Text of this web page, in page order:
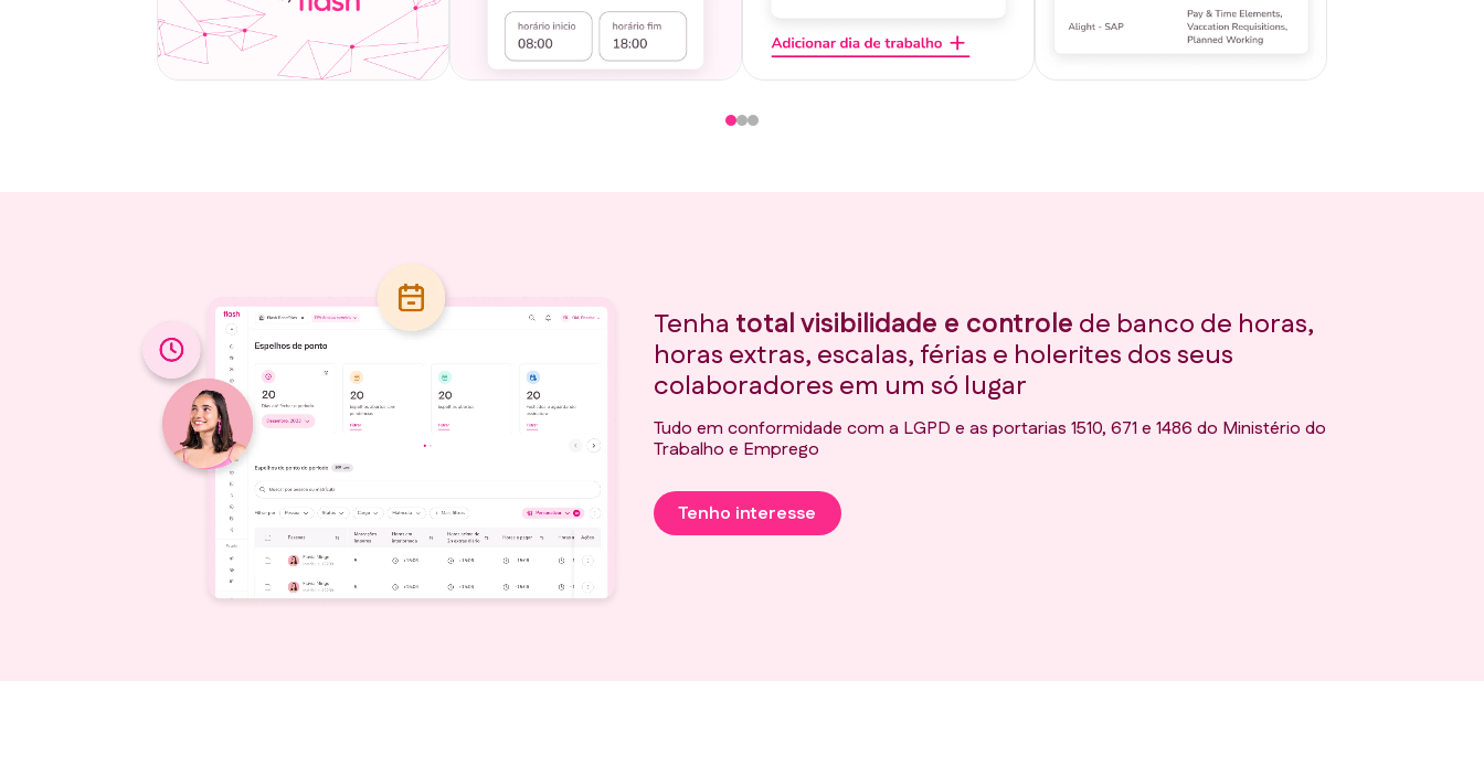
Tenha total visibilidade e controle de banco de horas,
horas extras, escalas, férias e holerites dos seus
colaboradores em um só lugar
Tudo em conformidade com a LGPD e as portarias 1510, 671 e 1486 do Ministério do
Trabalho e Emprego
Tenho interesse